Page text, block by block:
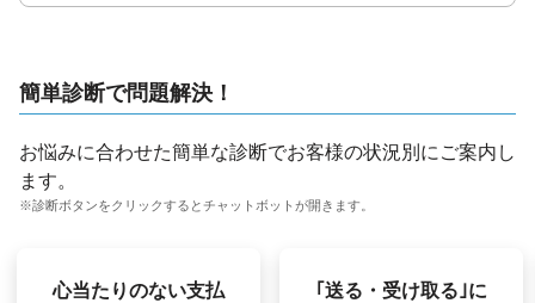
簡単診断で問題解決！
お悩みに合わせた簡単な診断でお客様の状況別にご案内し
ます。
※診断ボタンをクリックするとチャットボットが開きます。
心当たりのない支払
｢送る・受け取る｣に